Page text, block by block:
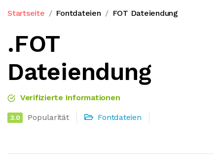
Startseite Fontdateien FOT Dateiendung
.FOT
Dateiendung
Verifizierte Informationen
3.0 Popularität Fontdateien